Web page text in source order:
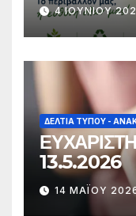
4 ΙΟΥΝΊΟΥ
ΔΕΛΤΊΑ ΤΎΠΟΥ -
13.5.2026
14 ΜΑΪ́ΟΥ